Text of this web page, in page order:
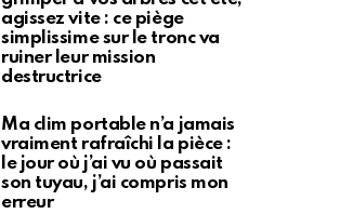
agissez vite : ce piège
simplissime sur le tronc va
ruiner leur mission
destructrice
Ma clim portable n’a jamais
vraiment rafraîchi la pièce :
le jour où j’ai vu où passait
son tuyau, j’ai compris mon
erreur